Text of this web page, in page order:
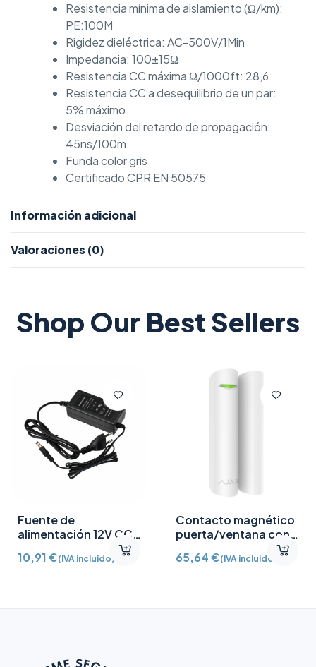
Resistencia mínima de aislamiento (Ω/km):
PE:100M
Rigidez dieléctrica: AC-500V/1Min
Impedancia: 100±15Ω
Resistencia CC máxima Ω/1000ft: 28,6
Resistencia CC a desequilibrio de un par:
5% máximo
Desviación del retardo de propagación:
45ns/100m
Funda color gris
Certificado CPR EN 50575
Información adicional
Valoraciones (0)
Shop Our Best Sellers
Fuente de
alimentación 12V CC
10,91€(IVA incluido)
Contacto magnético
puerta/ventana con
Detector vibración e
inclinación AJ-
65,64€(IVA incluido)